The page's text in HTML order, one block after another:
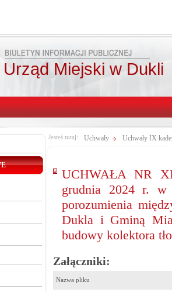
Urząd Miejski w Dukli
Jesteś tutaj: Uchwały Uchwały IX
UCHWAŁA NR
grudnia 2024 r. w
porozumienia
Dukla i Gminą
budowy kolektora
Załączniki:
Nazwa pliku